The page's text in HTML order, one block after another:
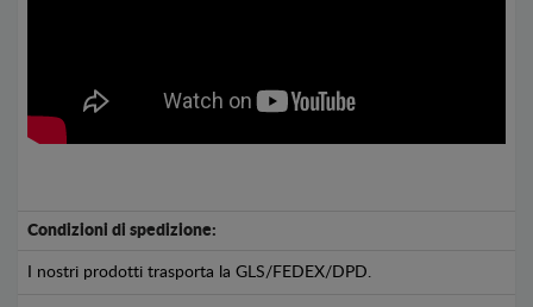
Condizioni di spedizione:
I nostri prodotti trasporta la GLS/FEDEX/DPD.